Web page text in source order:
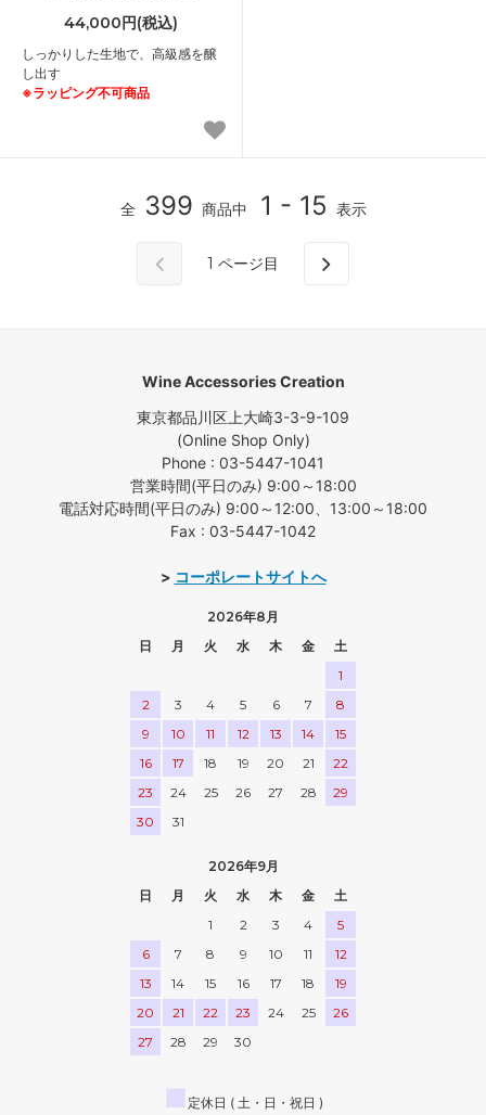
44,000円(税込)
しっかりした生地で、高級感を醸
し出す
※ラッピング不可商品
全 399 商品中 1 - 15 表示
1 ページ目
Wine Accessories Creation
東京都品川区上大崎3-3-9-109
(Online Shop Only)
Phone : 03-5447-1041
営業時間(平日のみ) 9:00～18:00
電話対応時間(平日のみ) 9:00～12:00、13:00～18:00
Fax : 03-5447-1042
> コーポレートサイトへ
2026年8月
日
月 火 水 木 金
土
1
2
3 4 5 6 7
8
9
10 11 12 13 14
15
16
17 18 19 20 21
22
23
24 25 26 27 28
29
30
31
2026年9月
日
月 火 水 木 金
土
1
2 3 4
5
6
7 8 9 10 11
12
13
14 15 16 17 18
19
20
21 22 23 24 25
26
27
28 29 30
■ 定休日 ( 土・日・祝日 )